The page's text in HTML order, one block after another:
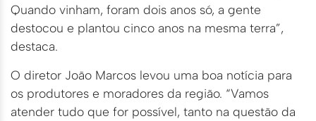
Quando vinham, foram dois anos só, a gente
destocou e plantou cinco anos na mesma terra”,
destaca.
O diretor João Marcos levou uma boa notícia para
os produtores e moradores da região. “Vamos
atender tudo que for possível, tanto na questão da